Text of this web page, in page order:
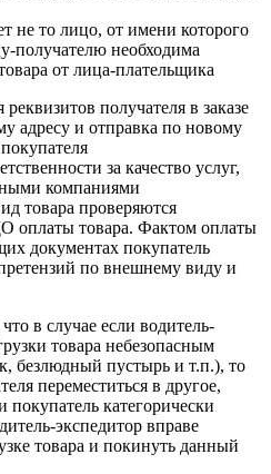
не то лицо, от имени которого
получателю необходима
от лица-плательщика
получателя в заказе
адресу и отправка по новому
за качество услуг,
компаниями
товара проверяются
оплаты товара. Фактом оплаты
документах покупатель
по внешнему виду и
в случае если водитель-
товара небезопасным
безлюдный пустырь и т.п.), то
переместиться в другое,
покупатель категорически
экспедитор вправе
товара и покинуть данный